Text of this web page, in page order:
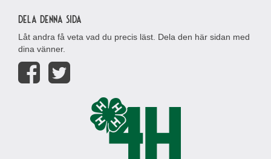
Dela denna sida
Låt andra få veta vad du precis läst. Dela den här sidan med
dina vänner.